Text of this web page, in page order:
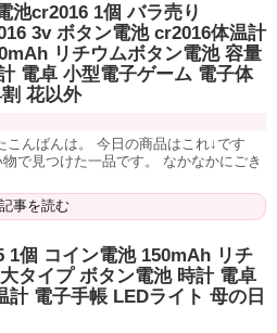
池cr2016 1個 バラ売り
3v ボタン電池 cr2016体温計
リチウムボタン電池 容量
電卓 小型電子ゲーム 電子体
花以外
んばんは。 今日の商品はこれ↓です
で見つけた一品です。 なかなかにごき
記事を読む
1個 コイン電池 150mAh リチ
タイプ ボタン電池 時計 電卓
電子手帳 LEDライト 母の日